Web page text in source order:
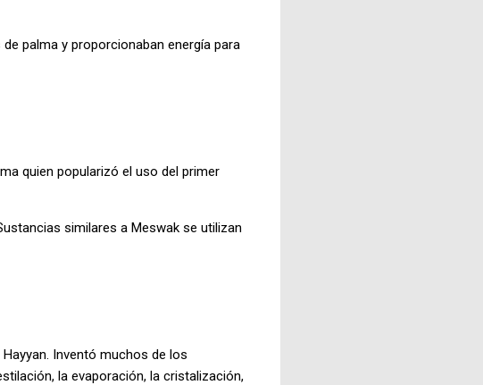
palma y proporcionaban energía para
quien popularizó el uso del primer
similares a Meswak se utilizan
Inventó muchos de los
la evaporación, la cristalización,